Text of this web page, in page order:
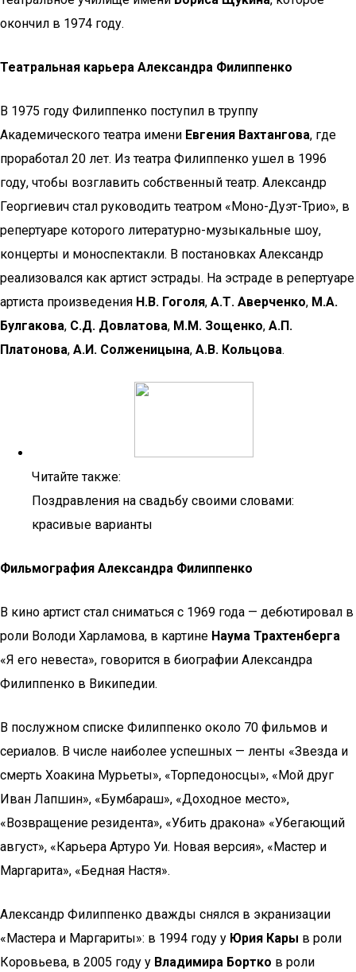
окончил в 1974 году.
Театральная карьера Александра Филиппенко
В 1975 году Филиппенко поступил в труппу
Академического театра имени Евгения Вахтангова, где
проработал 20 лет. Из театра Филиппенко ушел в 1996
году, чтобы возглавить собственный театр. Александр
Георгиевич стал руководить театром «Моно-Дуэт-Трио», в
репертуаре которого литературно-музыкальные шоу,
концерты и моноспектакли. В постановках Александр
реализовался как артист эстрады. На эстраде в репертуаре
артиста произведения Н.В. Гоголя, А.Т. Аверченко, М.А.
Булгакова, С.Д. Довлатова, М.М. Зощенко, А.П.
Платонова, А.И. Солженицына, А.В. Кольцова.
Читайте также:
Поздравления на свадьбу своими словами:
красивые варианты
Фильмография Александра Филиппенко
В кино артист стал сниматься с 1969 года — дебютировал в
роли Володи Харламова, в картине Наума Трахтенберга
«Я его невеста», говорится в биографии Александра
Филиппенко в Википедии.
В послужном списке Филиппенко около 70 фильмов и
сериалов. В числе наиболее успешных — ленты «Звезда и
смерть Хоакина Мурьеты», «Торпедоносцы», «Мой друг
Иван Лапшин», «Бумбараш», «Доходное место»,
«Возвращение резидента», «Убить дракона» «Убегающий
август», «Карьера Артуро Уи. Новая версия», «Мастер и
Маргарита», «Бедная Настя».
Александр Филиппенко дважды снялся в экранизации
«Мастера и Маргариты»: в 1994 году у Юрия Кары в роли
Коровьева, в 2005 году у Владимира Бортко в роли